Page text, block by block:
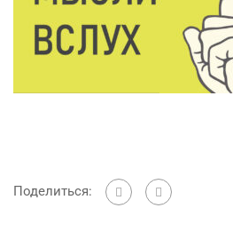
Поделиться: